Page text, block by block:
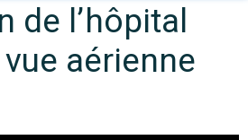
de l’hôpital
aérienne